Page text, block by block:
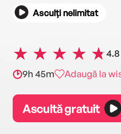
Asculți nelimitat
4.8
9h 45m
Adaugă la
Ascultă gratuit